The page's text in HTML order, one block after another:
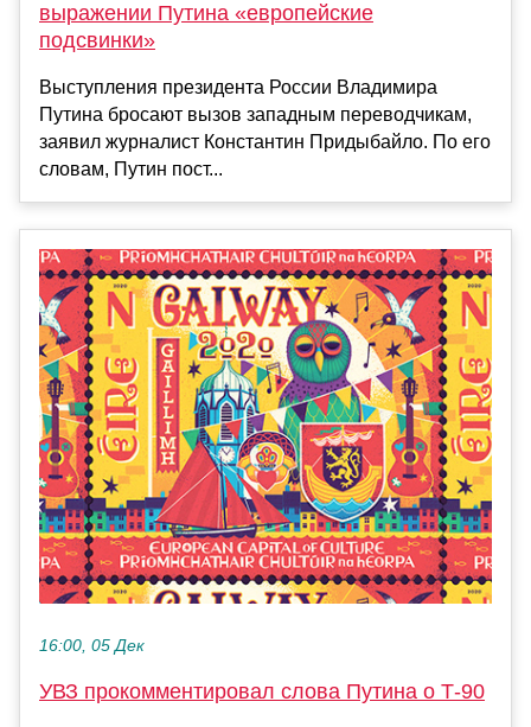
выражении Путина «европейские
подсвинки»
Выступления президента России Владимира
Путина бросают вызов западным переводчикам,
заявил журналист Константин Придыбайло. По его
словам, Путин пост...
16:00, 05 Дек
УВЗ прокомментировал слова Путина о Т-90